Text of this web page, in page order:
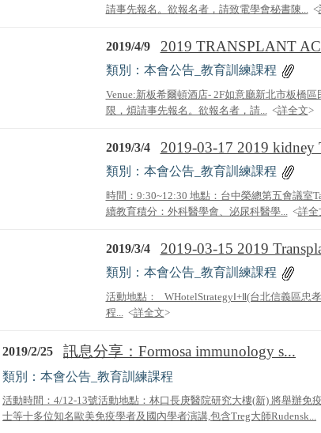
請事先報名。欲報名者，請致電學會秘書陳...<
2019/4/9 2019 TRANSPLANT
類別：本會公告_教育訓練課程
Venue:新板希爾頓酒店- 2F如意廳新北市板橋
限，煩請事先報名。欲報名者，請...<詳全文>
2019/3/4 2019-03-17 2019 kidney
類別：本會公告_教育訓練課程
時間：9:30~12:30 地點：台中榮總第五會議室
續教育積分：外科醫學會、泌尿科醫學...<詳全
2019/3/4 2019-03-15 2019
類別：本會公告_教育訓練課程
活動地點： WHotelStrategyⅠ+Ⅱ(台北信義區忠
程...<詳全文>
2019/2/25 訊息分享：Formosa immunology s...
類別：本會公告_教育訓練課程
活動時間：4/12-13號活動地點：林口長庚醫院研究大樓(新) 將舉辦免
士等十多位知名歐美免疫學者及國內學者演講,包含Treg大師Rudensk...